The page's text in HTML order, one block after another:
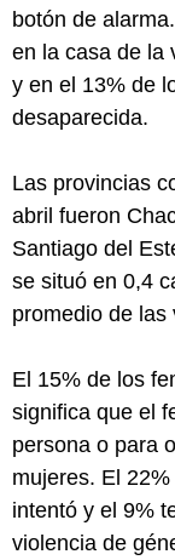
botón de
en la casa de la
y en el 13% de
desaparecida.
Las provincias
abril fueron
Santiago del
se situó en 0,4
promedio de las
El 15% de los
significa que el
persona o para
mujeres. El
intentó y el 9%
violencia de